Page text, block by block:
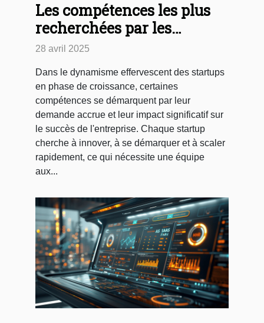
Les compétences les plus
recherchées par les
startups en phase de
croissance
28 avril 2025
Dans le dynamisme effervescent des startups
en phase de croissance, certaines
compétences se démarquent par leur
demande accrue et leur impact significatif sur
le succès de l'entreprise. Chaque startup
cherche à innover, à se démarquer et à scaler
rapidement, ce qui nécessite une équipe
aux...